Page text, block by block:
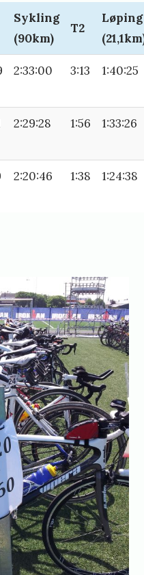
Sykling
(90km)
T2
Løping
2:33:00 3:13 1:40:25
2:29:28 1:56 1:33:26
2:20:46 1:38 1:24:38